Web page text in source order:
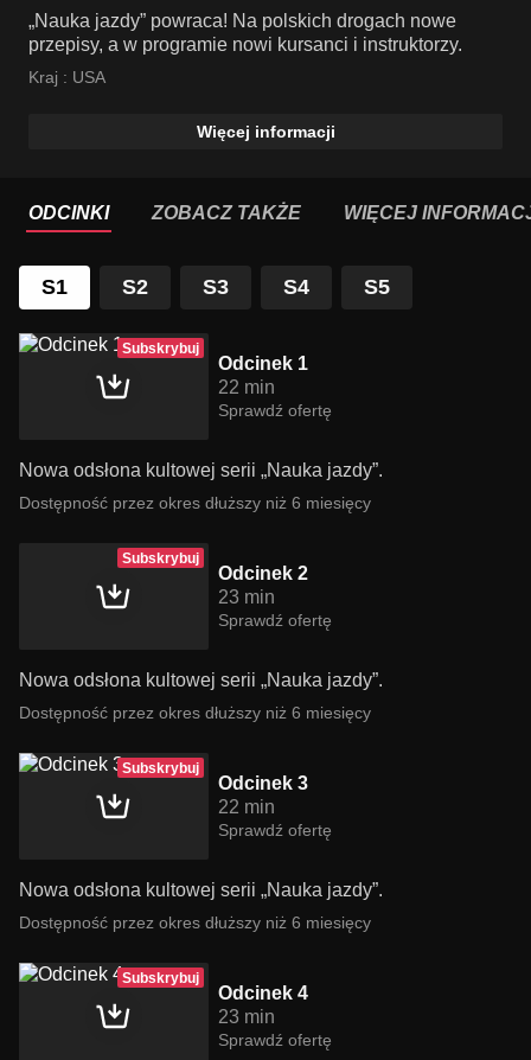
„Nauka jazdy” powraca! Na polskich drogach nowe
przepisy, a w programie nowi kursanci i instruktorzy.
Kraj : USA
Więcej informacji
ODCINKI ZOBACZ TAKŻE WIĘCEJ
S1 S2 S3 S4 S5
Subskrybuj
Odcinek 1
22 min
Sprawdź ofertę
Nowa odsłona kultowej serii „Nauka jazdy”.
Dostępność przez okres dłuższy niż 6 miesięcy
Subskrybuj
Odcinek 2
23 min
Sprawdź ofertę
Nowa odsłona kultowej serii „Nauka jazdy”.
Dostępność przez okres dłuższy niż 6 miesięcy
Subskrybuj
Odcinek 3
22 min
Sprawdź ofertę
Nowa odsłona kultowej serii „Nauka jazdy”.
Dostępność przez okres dłuższy niż 6 miesięcy
Subskrybuj
Odcinek 4
23 min
Sprawdź ofertę